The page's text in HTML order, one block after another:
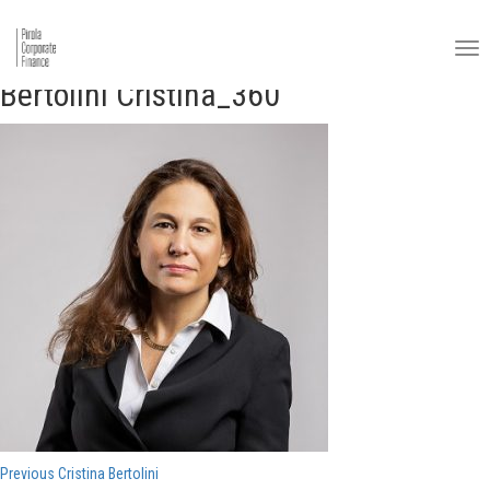
Bertolini Cristina_360
Navigazione
Previous Previous
Cristina Bertolini